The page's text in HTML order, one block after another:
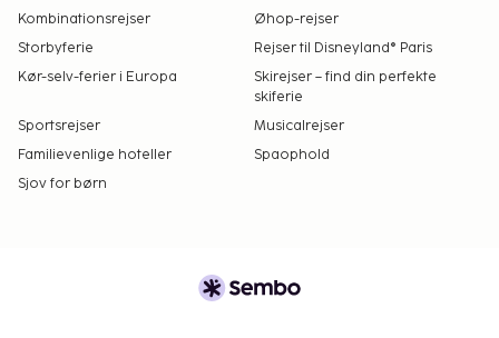
Kombinationsrejser
Øhop-rejser
Storbyferie
Rejser til Disneyland® Paris
Kør-selv-ferier i Europa
Skirejser – find din perfekte
skiferie
Sportsrejser
Musicalrejser
Familievenlige hoteller
Spaophold
Sjov for børn